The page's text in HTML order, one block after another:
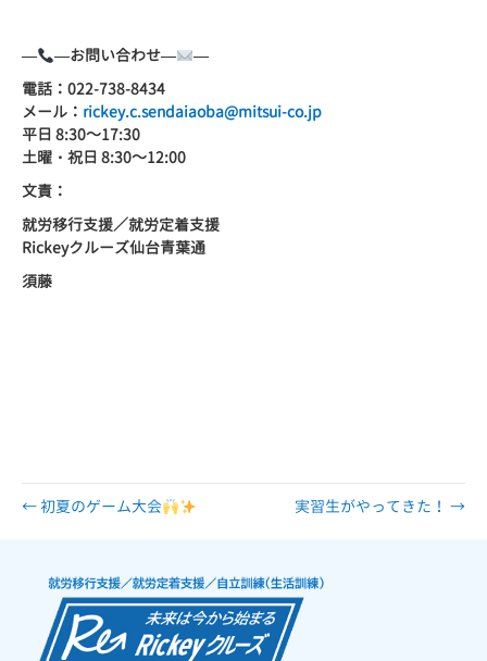
— —お問い合わせ—
—
電話： 022-738-8434
メール： rickey.c.sendaiaoba@mitsui-co.jp
平日 8:30～17:30
土曜・祝日 8:30～12:00
文責：
就労移行支援／就労定着支援
Rickeyクルーズ仙台青葉通
須藤
← 初夏のゲーム大会 実習生がやってきた！ →